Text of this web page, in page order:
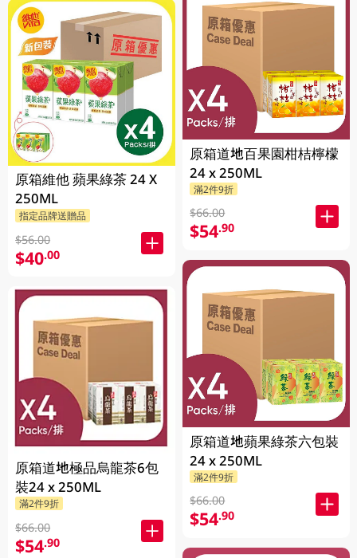
原箱維他 蘋果綠茶 24 X
250ML
指定品牌送贈品
$56.00
$40.00
原箱道地極品烏龍茶6包
裝24 x 250ML
滿2件9折
$66.00
$54.90
原箱道地百果園柑桔檸檬
24 x 250ML
滿2件9折
$66.00
$54.90
原箱道地蘋果綠茶六包裝
24 x 250ML
滿2件9折
$66.00
$54.90